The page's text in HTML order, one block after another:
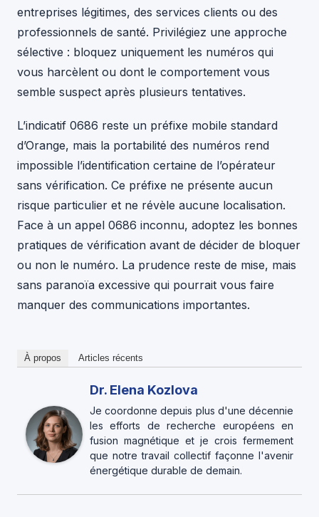
entreprises légitimes, des services clients ou des
professionnels de santé. Privilégiez une approche
sélective : bloquez uniquement les numéros qui
vous harcèlent ou dont le comportement vous
semble suspect après plusieurs tentatives.
L’indicatif 0686 reste un préfixe mobile standard
d’Orange, mais la portabilité des numéros rend
impossible l’identification certaine de l’opérateur
sans vérification. Ce préfixe ne présente aucun
risque particulier et ne révèle aucune localisation.
Face à un appel 0686 inconnu, adoptez les bonnes
pratiques de vérification avant de décider de bloquer
ou non le numéro. La prudence reste de mise, mais
sans paranoïa excessive qui pourrait vous faire
manquer des communications importantes.
À propos Articles récents
Dr. Elena Kozlova
Je coordonne depuis plus d'une décennie
les efforts de recherche européens en
fusion magnétique et je crois fermement
que notre travail collectif façonne l'avenir
énergétique durable de demain.